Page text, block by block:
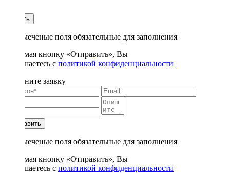
Купить
* - отмеченые поля обязательные для заполнения
Нажимая кнопку «Отправить», Вы
соглашаетесь с политикой конфиденциальности
Заполните заявку
Отправить
* - отмеченые поля обязательные для заполнения
Нажимая кнопку «Отправить», Вы
соглашаетесь с политикой конфиденциальности